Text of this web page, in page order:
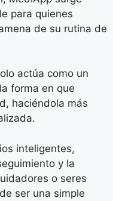
para quienes
de su rutina de
actúa como un
forma en que
haciéndola más
inteligentes,
y la
o seres
ser una simple